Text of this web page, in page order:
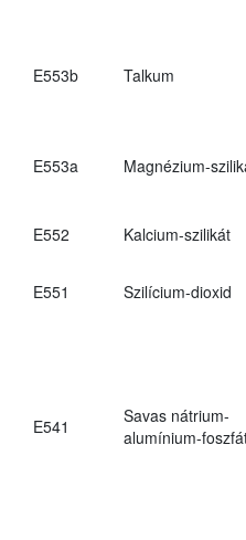
E553b Talkum
E553a Magnézium-
E552
Kalcium-szilikát
E551 Szilícium-dioxid
E541
Savas nátrium-
alumínium-